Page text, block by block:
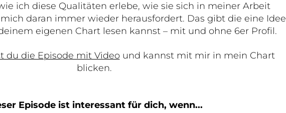
ich diese Qualitäten erlebe, wie sie sich in meiner Arbeit
daran immer wieder herausfordert. Das gibt die eine Idee
eigenen Chart lesen kannst – mit und ohne 6er Profil.
du die Episode mit Videound kannst mit mir in mein Chart
blicken.
Episode ist interessant für dich, wenn...